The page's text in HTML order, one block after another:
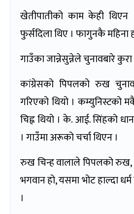
खेतीपातीको काम केही थिएन
फुर्सदिला थिए । फागुनकै महिना
गाउँका जान्नेसुन्नेले चुनावबारे
कांग्रेसको पिपलको रुख चुनाव
गरिएको थियो । कम्युनिस्टको
चिह्न थियो । के. आई. सिंहको
। गाउँमा अरूको चर्चा थिएन ।
रुख चिन्ह वालाले पिपलको रुख,
भगवान हो, यसमा भोट हाल्दा
।